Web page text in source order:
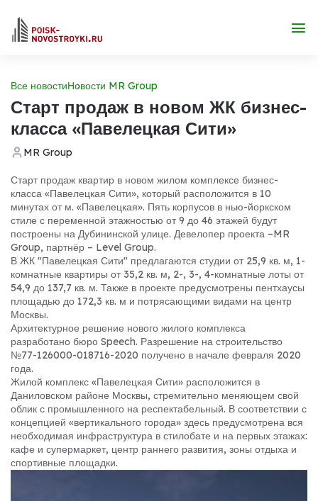
Все новостиНовости MR Group
Старт продаж в новом ЖК бизнес-
класса «Павелецкая Сити»
MR Group
Старт продаж квартир в новом жилом комплексе бизнес-
класса «Павелецкая Сити», который расположится в 10
минутах от м. «Павелецкая». Пять корпусов в нью-йоркском
стиле с переменной этажностью от 9 до 46 этажей будут
построены на Дубининской улице. Девелопер проекта –MR
Group, партнёр – Level Group.
В ЖК "Павелецкая Сити" предлагаются студии от 25,9 кв. м, 1-
комнатные квартиры от 35,2 кв. м, 2-, 3-, 4-комнатные лоты от
54,9 до 137,7 кв. м. Также в проекте предусмотрены пентхаусы
площадью до 172,3 кв. м и потрясающими видами на центр
Москвы.
Архитектурное решение нового жилого комплекса
разработано бюро Speech. Разрешение на строительство
№77-126000-018716-2020 получено в начале февраля 2020
года.
Жилой комплекс «Павелецкая Сити» расположится в
Даниловском районе Москвы, стремительно меняющем свой
облик с промышленного на респектабельный. В соответствии с
концепцией «вертикального города» здесь предусмотрена вся
необходимая инфраструктура в стилобате и на первых этажах:
кафе и супермаркет, центр раннего развития, зоны отдыха и
спортивные площадки.